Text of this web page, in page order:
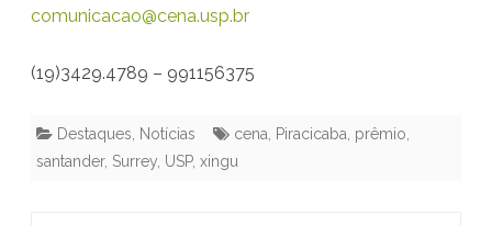
R
A
I
comunicacao@cena.usp.br
(19)3429.4789 – 991156375
Destaques, Notícias cena, Piracicaba, prêmio,
santander, Surrey, USP, xingu